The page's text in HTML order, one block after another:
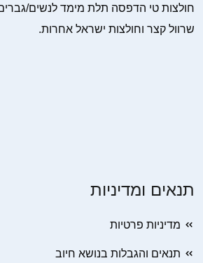
חולצות טי הדפסה תלת מימד לנשים/
שרוול קצר וחולצות ישראל אחרות.
תנאים ומדיניות
מדיניות פרטיות
תנאים והגבלות בנושא חיוב